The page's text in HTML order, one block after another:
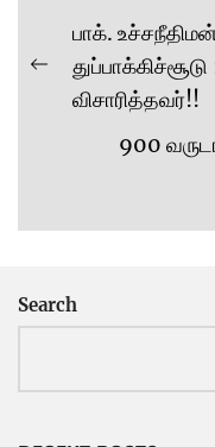
Post
navigation
Previous
post:
பாக்.
விசாரித்தவர்!!
900
Search